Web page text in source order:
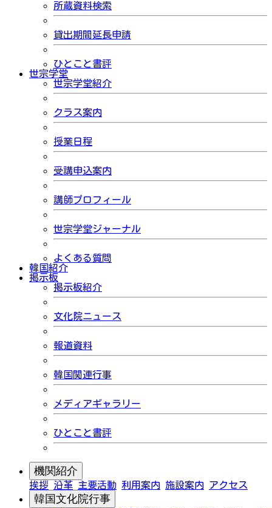
所蔵資料検索
貸出期間延長申請
ひとこと書評
世宗学堂
世宗学堂紹介
クラス案内
授業日程
受講申込案内
講師プロフィール
世宗学堂ジャーナル
よくある質問
韓国紹介
掲示板
掲示板紹介
文化院ニュース
報道資料
韓国関連行事
メディアギャラリー
ひとこと書評
機関紹介
挨拶 沿革 主要活動 利用案内 施設案内 アクセス
韓国文化院行事